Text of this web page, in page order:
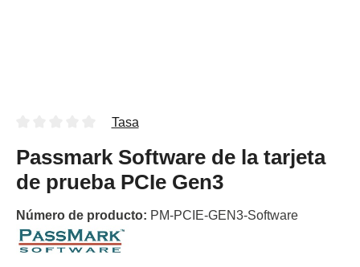
Tasa
Passmark Software de la tarjeta
de prueba PCIe Gen3
Número de producto: PM-PCIE-GEN3-Software